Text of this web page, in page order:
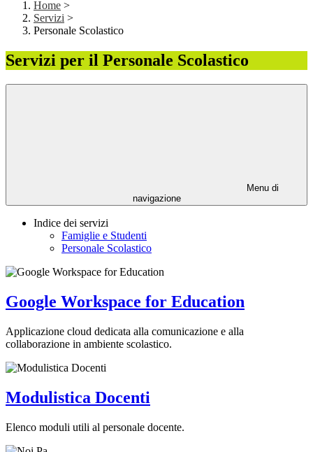
Home >
Servizi >
Personale Scolastico
Servizi per il Personale Scolastico
Menu di
navigazione
Indice dei servizi
Famiglie e Studenti
Personale Scolastico
Google Workspace for Education
Applicazione cloud dedicata alla comunicazione e alla
collaborazione in ambiente scolastico.
Modulistica Docenti
Elenco moduli utili al personale docente.